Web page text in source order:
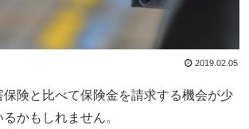
2019.02.05
険と比べて保険金を請求する機会が少
かもしれません。